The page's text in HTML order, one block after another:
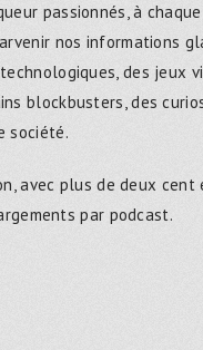
passionnés, à
nos informations
des jeux
blockbusters, des
société.
avec plus de deux cent
par podcast.